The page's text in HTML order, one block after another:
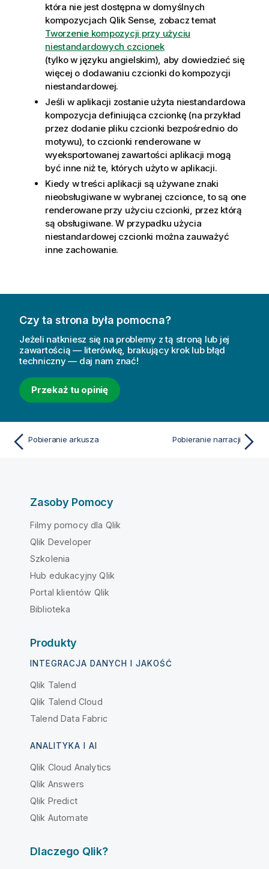
która nie jest dostępna w domyślnych
kompozycjach Qlik Sense, zobacz temat
Tworzenie kompozycji przy użyciu
niestandardowych czcionek
(tylko w języku angielskim), aby dowiedzieć się
więcej o dodawaniu czcionki do kompozycji
niestandardowej.
Jeśli w aplikacji zostanie użyta niestandardowa
kompozycja definiująca czcionkę (na przykład
przez dodanie pliku czcionki bezpośrednio do
motywu), to czcionki renderowane w
wyeksportowanej zawartości aplikacji mogą
być inne niż te, których użyto w aplikacji.
Kiedy w treści aplikacji są używane znaki
nieobsługiwane w wybranej czcionce, to są one
renderowane przy użyciu czcionki, przez którą
są obsługiwane. W przypadku użycia
niestandardowej czcionki można zauważyć
inne zachowanie.
Czy ta strona była pomocna?
Jeżeli natkniesz się na problemy z tą stroną lub jej
zawartością — literówkę, brakujący krok lub błąd
techniczny — daj nam znać!
Przekaż tu opinię
Pobieranie arkusza Pobieranie narracji
Zasoby Pomocy
Filmy pomocy dla Qlik
Qlik Developer
Szkolenia
Hub edukacyjny Qlik
Portal klientów Qlik
Biblioteka
Produkty
INTEGRACJA DANYCH I JAKOŚĆ
Qlik Talend
Qlik Talend Cloud
Talend Data Fabric
ANALITYKA I AI
Qlik Cloud Analytics
Qlik Answers
Qlik Predict
Qlik Automate
Dlaczego Qlik?